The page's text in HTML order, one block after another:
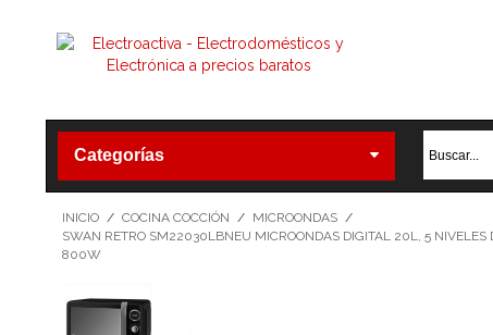
Categorías
INICIO / COCINA COCCIÓN / MICROONDAS /
SWAN RETRO SM22030LBNEU MICROONDAS DIGITAL 20L, 5 NIVELES
800W